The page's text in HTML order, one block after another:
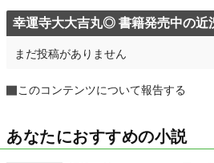
幸運寺大大吉丸◎ 書籍発売中の近
まだ投稿がありません
このコンテンツについて報告する
あなたにおすすめの小説